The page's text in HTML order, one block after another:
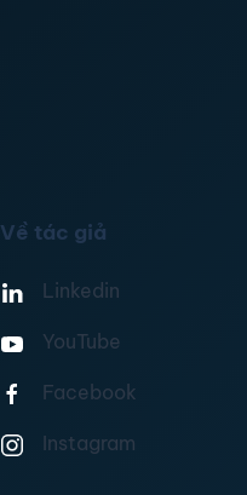
Về tác giả
Linkedin
YouTube
Facebook
Instagram